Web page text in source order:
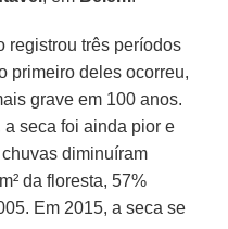
registrou três períodos
primeiro deles ocorreu,
grave em 100 anos.
seca foi ainda pior e
diminuíram
da floresta, 57%
Em 2015, a seca se